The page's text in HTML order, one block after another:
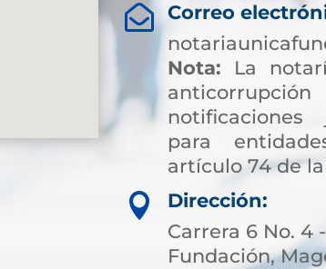

Correo
Nota: La
para
artículo 74 de la

Dirección:
Carrera 6 No. 4
Fundación,